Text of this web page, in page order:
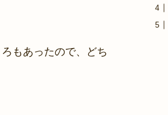
もあったので、どち